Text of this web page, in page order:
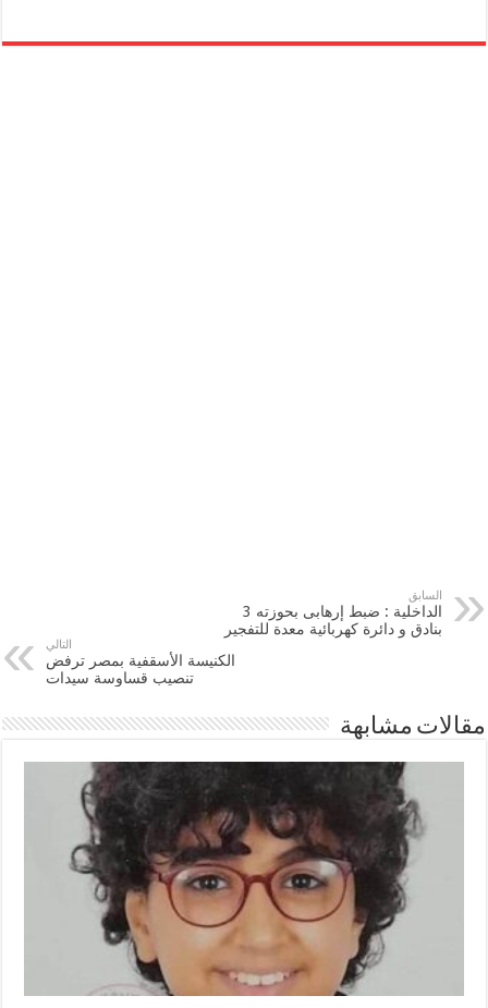
السابق
الداخلية : ضبط إرهابى بحوزته 3
بنادق و دائرة كهربائية معدة للتفجير
التالي
الكنيسة الأسقفية بمصر ترفض
تنصيب قساوسة سيدات
مقالات مشابهة